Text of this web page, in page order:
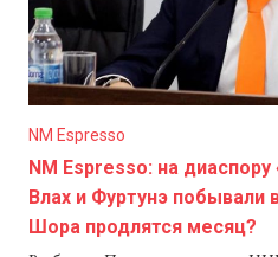
NM Espresso
NM Espresso: на
Влах и Фуртунэ побывали
Шора продлятся месяц?